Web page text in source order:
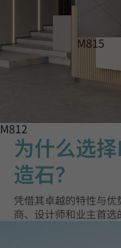
M812
M815
为什么选
造石？
凭借其卓越的特性与优
商、设计师和业主首选